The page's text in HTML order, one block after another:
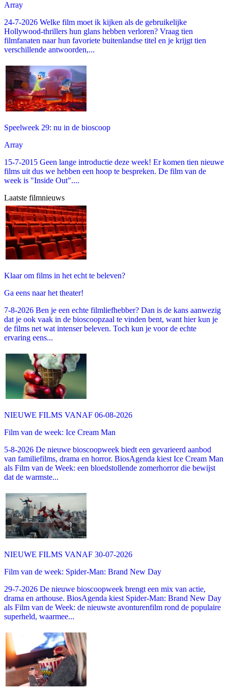
Array
24-7-2026 Welke film moet ik kijken als de gebruikelijke
Hollywood-thrillers hun glans hebben verloren? Vraag tien
filmfanaten naar hun favoriete buitenlandse titel en je krijgt tien
verschillende antwoorden,...
Speelweek 29: nu in de bioscoop
Array
15-7-2015 Geen lange introductie deze week! Er komen tien nieuwe
films uit dus we hebben een hoop te bespreken. De film van de
week is "Inside Out"....
Laatste filmnieuws
Klaar om films in het echt te beleven?
Ga eens naar het theater!
7-8-2026 Ben je een echte filmliefhebber? Dan is de kans aanwezig
dat je ook vaak in de bioscoopzaal te vinden bent, want hier kun je
de films net wat intenser beleven. Toch kun je voor de echte
ervaring eens...
NIEUWE FILMS VANAF 06-08-2026
Film van de week: Ice Cream Man
5-8-2026 De nieuwe bioscoopweek biedt een gevarieerd aanbod
van familiefilms, drama en horror. BiosAgenda kiest Ice Cream Man
als Film van de Week: een bloedstollende zomerhorror die bewijst
dat de warmste...
NIEUWE FILMS VANAF 30-07-2026
Film van de week: Spider-Man: Brand New Day
29-7-2026 De nieuwe bioscoopweek brengt een mix van actie,
drama en arthouse. BiosAgenda kiest Spider-Man: Brand New Day
als Film van de Week: de nieuwste avonturenfilm rond de populaire
superheld, waarmee...